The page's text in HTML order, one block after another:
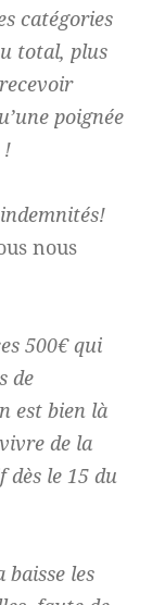
catégories
total, plus
poignée
!
nous
500€qui
de
est bien là
de la
dès le 15 du
les